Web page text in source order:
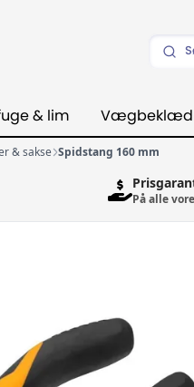
& lim
& sakse Spidstang 160 mm
På alle